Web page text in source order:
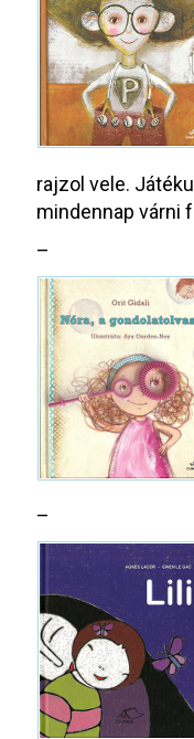
rajzol vele.
mindennap várni
–
–